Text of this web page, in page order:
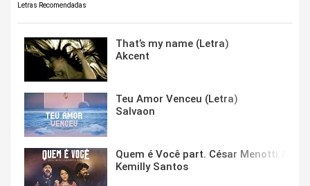
Letras Recomendadas
That’s my name (Letra)
Akcent
Teu Amor Venceu (Letra)
Salvaon
Quem é Você part. César Menotti &
Kemilly Santos